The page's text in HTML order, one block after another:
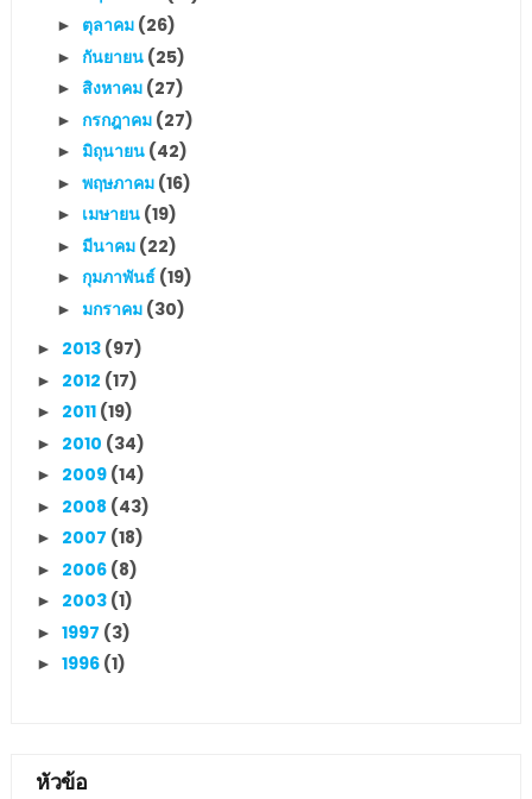
► ตุลาคม (26)
► กันยายน (25)
► สิงหาคม (27)
► กรกฎาคม (27)
► มิถุนายน (42)
► พฤษภาคม (16)
► เมษายน (19)
► มีนาคม (22)
► กุมภาพันธ์ (19)
► มกราคม (30)
► 2013 (97)
► 2012 (17)
► 2011 (19)
► 2010 (34)
► 2009 (14)
► 2008 (43)
► 2007 (18)
► 2006 (8)
► 2003 (1)
► 1997 (3)
► 1996 (1)
หัวข้อ